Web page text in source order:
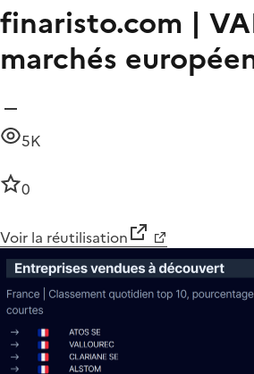
finaristo.com |
marchés
5K
0
Voir la réutilisation